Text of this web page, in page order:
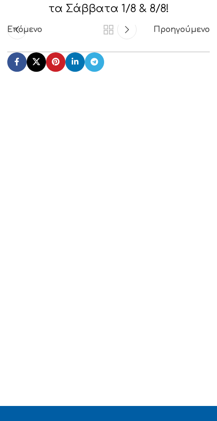
τα Σάββατα 1/8 & 8/8!
Επόμενο Προηγούμενο